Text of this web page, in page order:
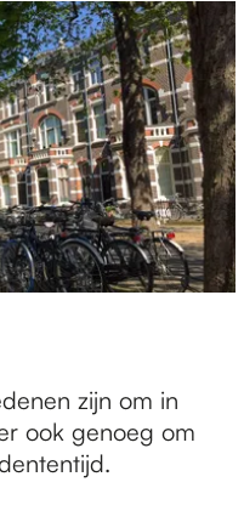
zijn om in
ook genoeg om